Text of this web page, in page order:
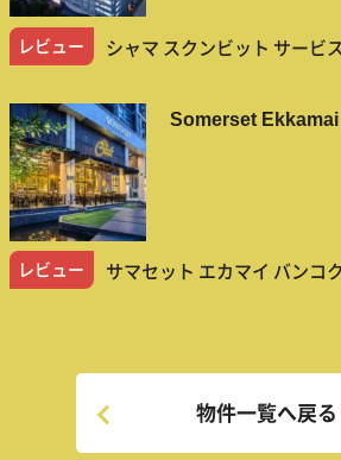
レビュー シャマ スクンビット サービ
Somerset
レビュー サマセット エカマイ バンコク
物件一覧へ戻る